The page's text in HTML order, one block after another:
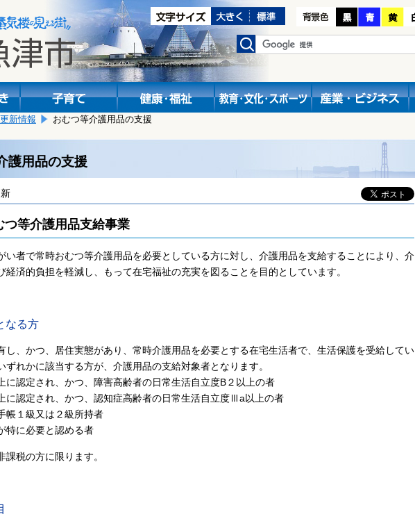
更新情報 おむつ等介護用品の支援
護用品の支援
つ等介護用品支給事業
者で常時おむつ等介護用品を必要としている方に対し、介護用品を支給することにより、介
経済的負担を軽減し、もって在宅福祉の充実を図ることを目的としています。
なる方
、かつ、居住実態があり、常時介護用品を必要とする在宅生活者で、生活保護を受給してい
ずれかに該当する方が、介護用品の支給対象者となります。
認定され、かつ、障害高齢者の日常生活自立度B２以上の者
認定され、かつ、認知症高齢者の日常生活自立度Ⅲa以上の者
１級又は２級所持者
に必要と認める者
税の方に限ります。